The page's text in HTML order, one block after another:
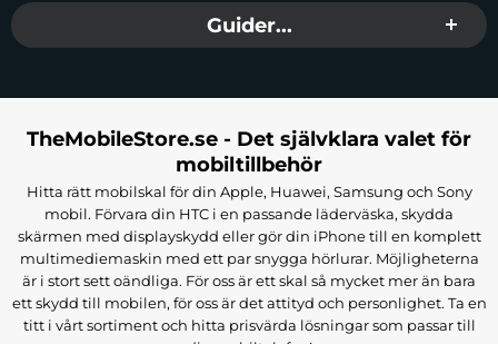
Guider...
TheMobileStore.se - Det självklara valet för
mobiltillbehör
Hitta rätt mobilskal för din Apple, Huawei, Samsung och Sony
mobil. Förvara din HTC i en passande läderväska, skydda
skärmen med displayskydd eller gör din iPhone till en komplett
multimediemaskin med ett par snygga hörlurar. Möjligheterna
är i stort sett oändliga. För oss är ett skal så mycket mer än bara
ett skydd till mobilen, för oss är det attityd och personlighet. Ta en
titt i vårt sortiment och hitta prisvärda lösningar som passar till